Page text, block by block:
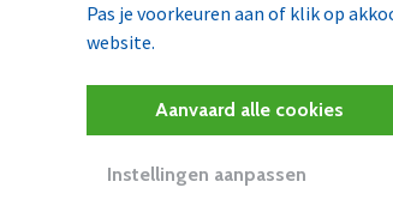
Pas je voorkeuren aan of klik op
website.
Aanvaard alle cookies
Instellingen aanpassen
van een